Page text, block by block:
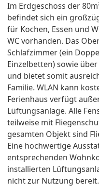
Im Erdgeschoss der
befindet sich ein
für Kochen, Essen und
WC vorhanden. Das
Schlafzimmer (ein
Einzelbetten) sowie
und bietet somit
Familie. WLAN kann
Ferienhaus verfügt
Lüftungsanlage. Alle
teilweise mit
gesamten Objekt sind
Eine hochwertige
entsprechenden
installierten
nicht zur Nutzung bereit.